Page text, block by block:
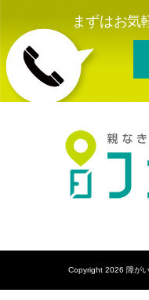
まずはお気
Copyright 2026 障が